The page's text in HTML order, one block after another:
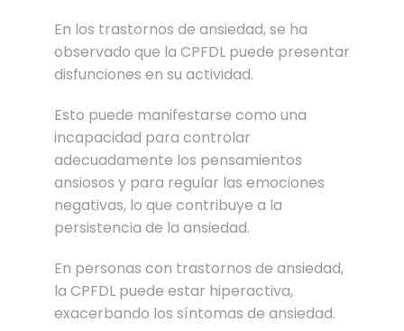
En los trastornos de ansiedad, se ha
observado que la CPFDL puede presentar
disfunciones en su actividad.
Esto puede manifestarse como una
incapacidad para controlar
adecuadamente los pensamientos
ansiosos y para regular las emociones
negativas, lo que contribuye a la
persistencia de la ansiedad.
En personas con trastornos de ansiedad,
la CPFDL puede estar hiperactiva,
exacerbando los síntomas de ansiedad.